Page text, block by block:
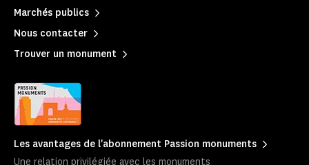
Marchés publics
Nous contacter
Trouver un monument
Les avantages de l'abonnement Passion monuments
Une relation privilégiée avec les monuments